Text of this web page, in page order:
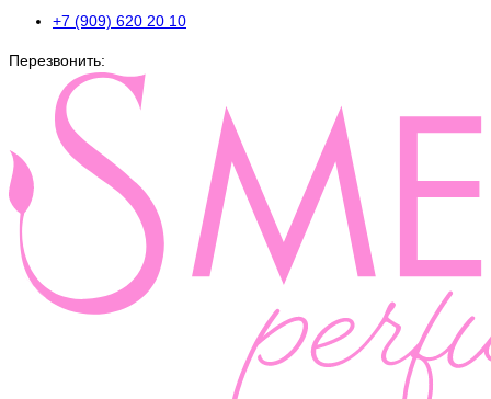
+7 (909) 620 20 10
Перезвонить: